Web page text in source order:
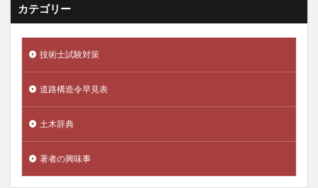
カテゴリー
技術士試験対策
道路構造令早見表
土木辞典
著者の興味事